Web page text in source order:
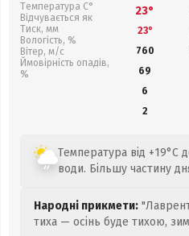
Температура С°
Відчувається як
Тиск, мм
Вологість, %
Вітер, м/с
Ймовірність опадів,
%
23°
23°
760
69
6
2
Температура від +19°C
води. Більшу частину
Народні прикмети:
тиха — осінь буде тихою,